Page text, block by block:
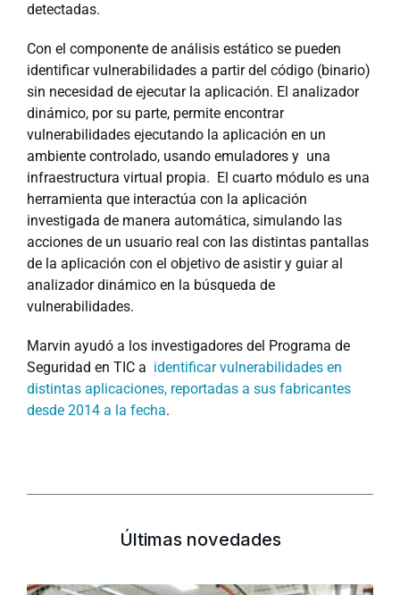
detectadas.
Con el componente de análisis estático se pueden
identificar vulnerabilidades a partir del código (binario)
sin necesidad de ejecutar la aplicación. El analizador
dinámico, por su parte, permite encontrar
vulnerabilidades ejecutando la aplicación en un
ambiente controlado, usando emuladores y una
infraestructura virtual propia. El cuarto módulo es una
herramienta que interactúa con la aplicación
investigada de manera automática, simulando las
acciones de un usuario real con las distintas pantallas
de la aplicación con el objetivo de asistir y guiar al
analizador dinámico en la búsqueda de
vulnerabilidades.
Marvin ayudó a los investigadores del Programa de
Seguridad en TIC a identificar vulnerabilidades en
distintas aplicaciones, reportadas a sus fabricantes
desde 2014 a la fecha.
Últimas novedades